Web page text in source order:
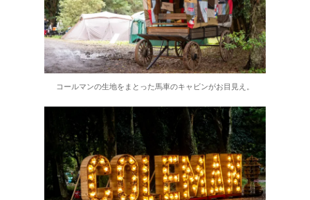
コールマンの生地をまとった馬車のキャビンがお目見え。